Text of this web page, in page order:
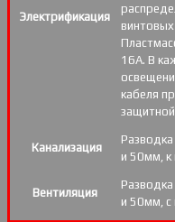
Электрификация
16А. В
кабеля
Канализация
и 50мм, к
Вентиляция
и 50мм,